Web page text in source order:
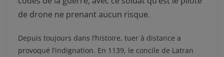
de drone ne prenant aucun risque.
Depuis toujours dans l’histoire, tuer à distance a
provoqué l’indignation. En 1139, le concile de Latran